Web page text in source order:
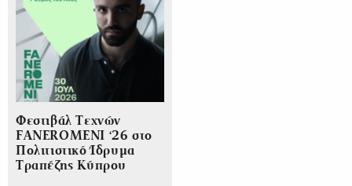
Φεστιβάλ Τεχνών
FANEROMENI ‘26 στο
Πολιτιστικό Ίδρυμα
Τραπέζης Κύπρου